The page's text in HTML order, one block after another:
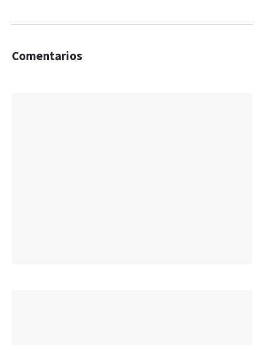
Comentarios